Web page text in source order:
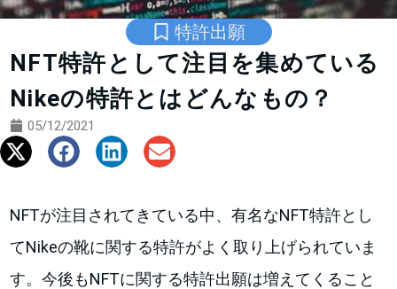
特許出願
NFT特許として注目を集めている
Nikeの特許とはどんなもの？
05/12/2021
NFTが注目されてきている中、有名なNFT特許とし
てNikeの靴に関する特許がよく取り上げられていま
す。今後もNFTに関する特許出願は増えてくること